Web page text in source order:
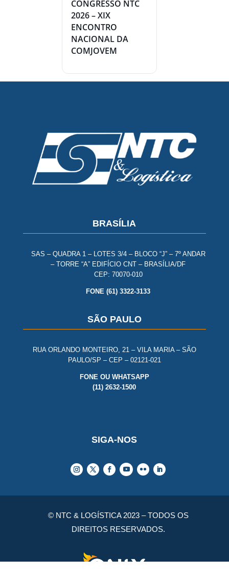
CONGRESSO NTC
2026 – XIX
ENCONTRO
NACIONAL DA
COMJOVEM
BRASÍLIA
SAS – QUADRA 1 – LOTES 3/4 – BLOCO “J” – 7º ANDAR
– TORRE “A” EDIFÍCIO CNT – BRASÍLIA/DF
CEP: 70070-010
FONE (61) 3322-3133
SÃO PAULO
RUA ORLANDO MONTEIRO, 21 – VILA MARIA – SÃO
PAULO/SP – CEP – 02121-021
FONE OU WHATSAPP
(11) 2632-1500
SIGA-NOS
© NTC & LOGÍSTICA 2023 – TODOS OS
DIREITOS RESERVADOS.